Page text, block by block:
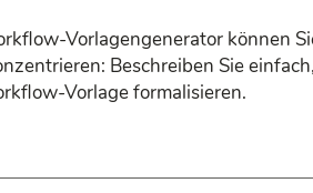
Vorlagengenerator können
Beschreiben Sie
Vorlage formalisieren.